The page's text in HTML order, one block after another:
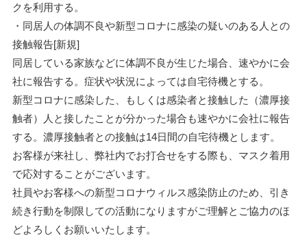
クを利用する。
・同居人の体調不良や新型コロナに感染の疑いのある人との
接触報告[新規]
同居している家族などに体調不良が生じた場合、速やかに会
社に報告する。症状や状況によっては自宅待機とする。
新型コロナに感染した、もしくは感染者と接触した（濃厚接
触者）人と接したことが分かった場合も速やかに会社に報告
する。濃厚接触者との接触は14日間の自宅待機とします。
お客様が来社し、弊社内でお打合せをする際も、マスク着用
で応対することがございます。
社員やお客様への新型コロナウィルス感染防止のため、引き
続き行動を制限しての活動になりますがご理解とご協力のほ
どよろしくお願いいたします。